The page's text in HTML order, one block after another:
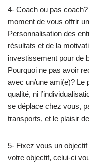
4- Coach ou pas
moment de vous offrir
Personnalisation des
résultats et de la
investissement pour de
Pourquoi ne pas avoir
avec un/une ami(e)? Le
qualité, ni
se déplace chez vous,
transports, et le plaisir
5- Fixez vous un
votre objectif, celui-ci